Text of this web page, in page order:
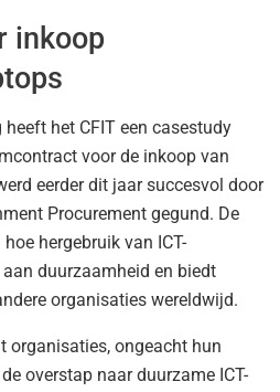
inkoop
het CFIT een casestudy
voor de inkoop van
eerder dit jaar succesvol door
Procurement gegund. De
hergebruik van ICT-
duurzaamheid en biedt
organisaties wereldwijd.
organisaties, ongeacht hun
overstap naar duurzame ICT-